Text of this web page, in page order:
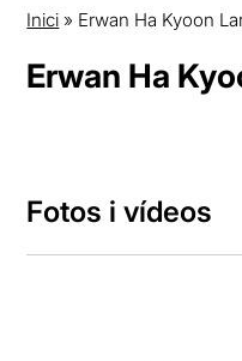
Inici » Erwan Ha Kyoon
Erwan Ha
Fotos i vídeos